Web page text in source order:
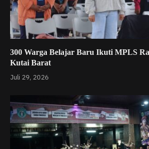
300 Warga Belajar Baru Ikuti MPLS
Kutai Barat
Juli 29, 2026